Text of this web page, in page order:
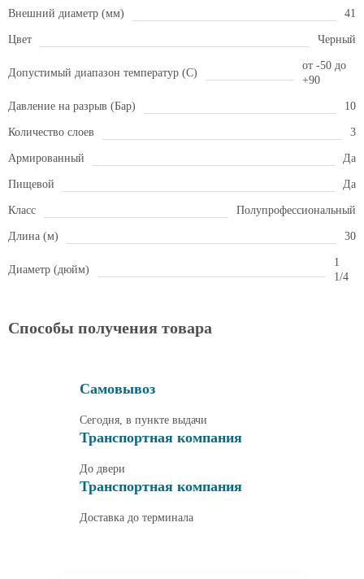
Внешний диаметр (мм) 41
Цвет Черный
Допустимый диапазон температур (С)
от -50 до
+90
Давление на разрыв (Бар) 10
Количество слоев 3
Армированный Да
Пищевой Да
Класс Полупрофессиональный
Длина (м) 30
Диаметр (дюйм)
1
1/4
Способы получения товара
Самовывоз
Сегодня, в пункте выдачи
Транспортная компания
До двери
Транспортная компания
Доставка до терминала